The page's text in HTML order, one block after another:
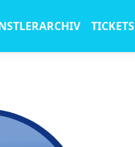
TICKETS